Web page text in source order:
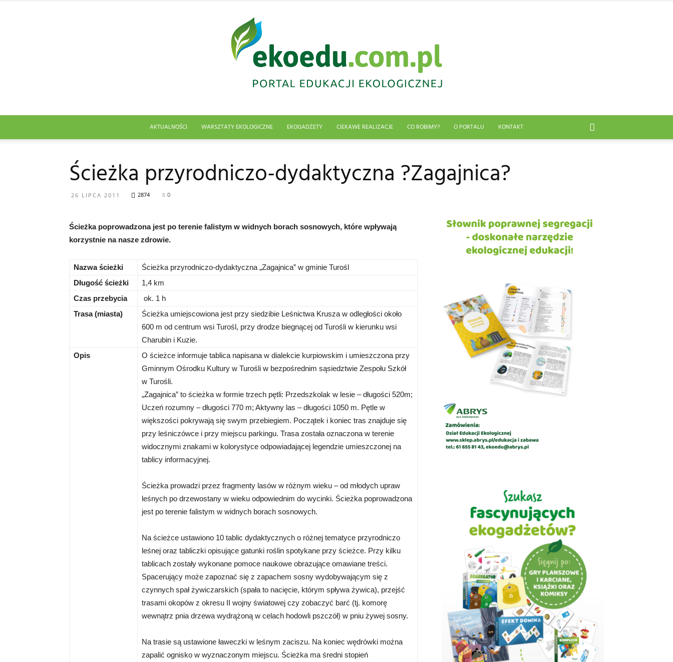
AKTUALNOŚCI WARSZTATY EKOLOGICZNE EKOGADŻETY CIEKAWE REALIZACJE CO ROBIMY? O PORTALU KONTAKT
Ścieżka przyrodniczo-dydaktyczna ?Zagajnica?
26 LIPCA 2011 2874 0
Ścieżka poprowadzona jest po terenie falistym w widnych borach sosnowych, które wpływają
korzystnie na nasze zdrowie.
Nazwa ścieżki
Ścieżka przyrodniczo-dydaktyczna „Zagajnica” w gminie Turośl
Długość ścieżki
1,4 km
Czas przebycia
ok. 1 h
Trasa (miasta)
Ścieżka umiejscowiona jest przy siedzibie Leśnictwa Krusza w odległości około
600 m od centrum wsi Turośl, przy drodze biegnącej od Turośli w kierunku wsi
Charubin i Kuzie.
Opis
O ścieżce informuje tablica napisana w dialekcie kurpiowskim i umieszczona przy
Gminnym Ośrodku Kultury w Turośli w bezpośrednim sąsiedztwie Zespołu Szkół
w Turośli.
„Zagajnica” to ścieżka w formie trzech pętli: Przedszkolak w lesie – długości 520m;
Uczeń rozumny – długości 770 m; Aktywny las – długości 1050 m. Pętle w
większości pokrywają się swym przebiegiem. Początek i koniec tras znajduje się
przy leśniczówce i przy miejscu parkingu. Trasa została oznaczona w terenie
widocznymi znakami w kolorystyce odpowiadającej legendzie umieszczonej na
tablicy informacyjnej.
Ścieżka prowadzi przez fragmenty lasów w różnym wieku – od młodych upraw
leśnych po drzewostany w wieku odpowiednim do wycinki. Ścieżka poprowadzona
jest po terenie falistym w widnych borach sosnowych.
Na ścieżce ustawiono 10 tablic dydaktycznych o różnej tematyce przyrodniczo
leśnej oraz tabliczki opisujące gatunki roślin spotykane przy ścieżce. Przy kilku
tablicach zostały wykonane pomoce naukowe obrazujące omawiane treści.
Spacerujący może zapoznać się z zapachem sosny wydobywającym się z
czynnych spał żywiczarskich (spała to nacięcie, którym spływa żywica), przejść
trasami okopów z okresu II wojny światowej czy zobaczyć barć (tj. komorę
wewnątrz pnia drzewa wydrążoną w celach hodowli pszczół) w pniu żywej sosny.
Na trasie są ustawione ławeczki w leśnym zaciszu. Na koniec wędrówki można
zapalić ognisko w wyznaczonym miejscu. Ścieżka ma średni stopień